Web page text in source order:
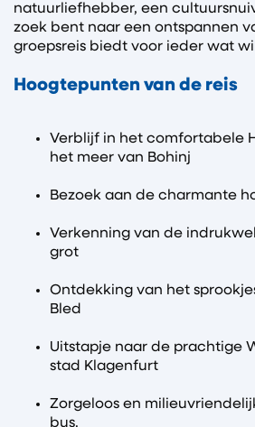
natuurliefhebber, een
zoek bent naar een ontspannen
groepsreis biedt voor ieder wat
Hoogtepunten van de reis
Verblijf in het comfortabele
het meer van Bohinj
Bezoek aan de charmante
Verkenning van de
grot
Ontdekking van het
Bled
Uitstapje naar de prachtige
stad Klagenfurt
Zorgeloos en
bus.